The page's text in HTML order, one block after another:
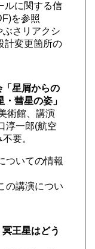
ルに関する信
を参照
さリアクシ
計変更箇所の
星屑からの
彗星の姿」
術館、講演
淳一郎(航空
要。
ついての情報
の講演につい
王星はどう